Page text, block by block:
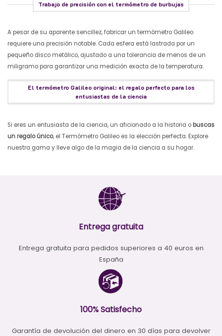
Trabajo de precisión con el termómetro de burbujas
A pesar de su aparente sencillez, fabricar un termómetro Galileo
requiere una precisión notable. Cada esfera está lastrada por un
pequeño disco metálico, ajustado a una tolerancia de menos de un
miligramo para garantizar una medición exacta de la temperatura.
El termómetro Galileo original: el regalo perfecto para los
entusiastas de la ciencia
Si eres un entusiasta de la ciencia, un aficionado a la historia o buscas
un regalo único, el Termómetro Galileo es la elección perfecta. Explore
nuestra gama y lleve algo de la magia de la ciencia a su hogar.
Entrega gratuita
Entrega gratuita para pedidos superiores a 40 euros en
España
100% Satisfecho
Garantía de devolución del dinero en 30 días para devolver